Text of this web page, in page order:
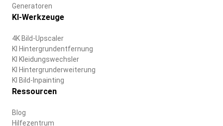
Generatoren
KI-Werkzeuge
4K Bild-Upscaler
KI Hintergrundentfernung
KI Kleidungswechsler
KI Hintergrunderweiterung
KI Bild-Inpainting
Ressourcen
Blog
Hilfezentrum